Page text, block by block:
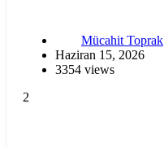
Mücahit Toprak
Haziran 15, 2026
3354 views
2